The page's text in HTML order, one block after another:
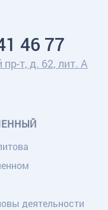
46 77
т, д. 62, лит. А
деятельности